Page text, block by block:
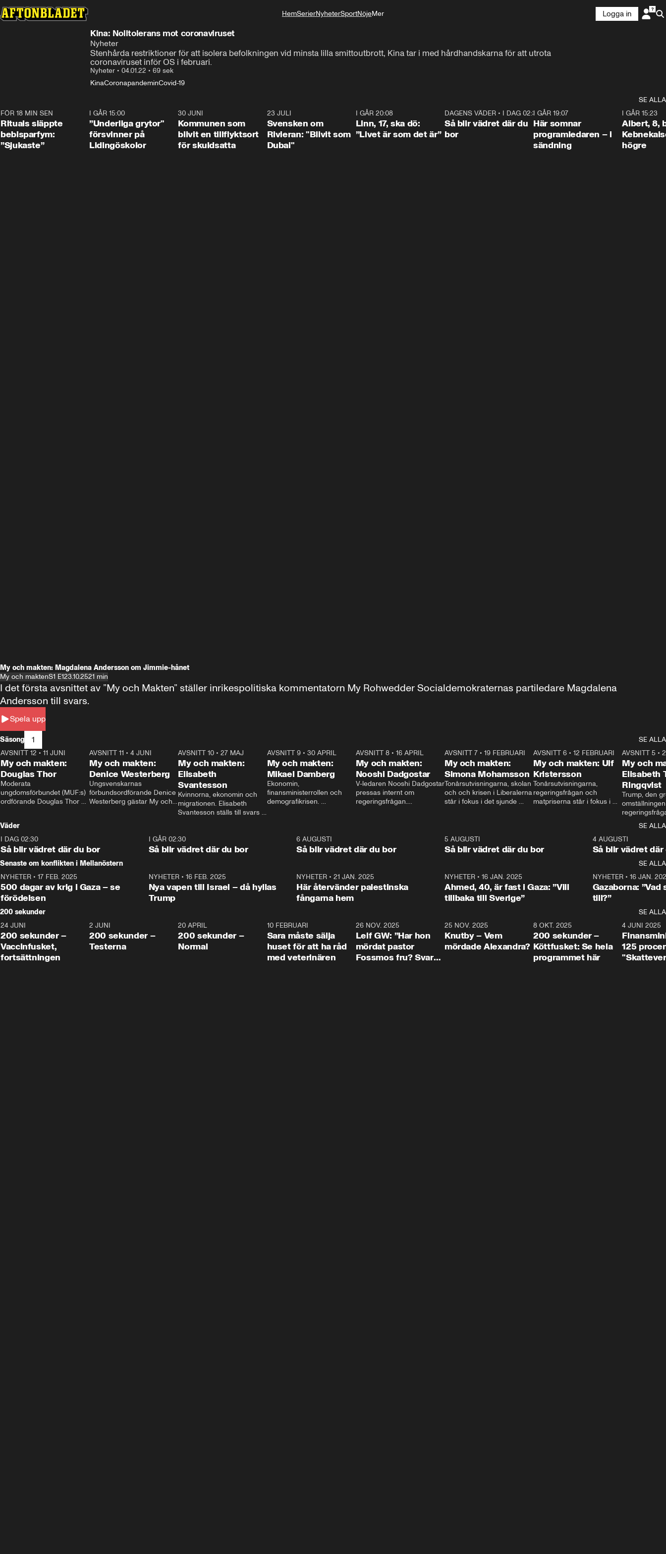
HemSerierNyheterSportNöjeMer
Logga in
Kina: Nolltolerans mot coronaviruset
Nyheter
Stenhårda restriktioner för att isolera befolkningen vid minsta lilla smittoutbrott, Kina tar i med hårdhandskarna för att utrota
coronaviruset inför OS i februari.
Nyheter • 04.01.22 • 69 sek
KinaCoronapandeminCovid-19
SE ALLA
FÖR 18 MIN SEN
Rituals släppte
bebisparfym:
”Sjukaste”
1:07
I GÅR 15:00
”Underliga grytor"
försvinner på
Lidingöskolor
30 JUNI
Kommunen som
blivit en tillflyktsort
för skuldsatta
23 JULI
Svensken om
Rivieran: "Blivit som
Dubai"
I GÅR 20:08
Linn, 17, ska dö:
”Livet är som det är”
1:06
DAGENS VÄDER• I DAG 02:30
Så blir vädret där du
bor
I GÅR 19:07
Här somnar
programledaren – i
sändning
I GÅR 15:23
Albert, 8,
högre
My och makten: Magdalena Andersson om Jimmie-hånet
My och maktenS1 E123.10.2521 min
Spela upp
I det första avsnittet av ”My och Makten” ställer inrikespolitiska kommentatorn My Rohwedder Socialdemokraternas partiledare Magdalena
Andersson till svars.
Säsong 1
SE ALLA
26:27
AVSNITT 12 • 11 JUNI
My och makten:
Douglas Thor
Moderata
ungdomsförbundet (MUF:s)
ordförande Douglas Thor
tonårsutvisningarna och hur
Moderaterna ska locka
väljare till valet i höst.
23:40
AVSNITT 11 •4 JUNI
My och makten:
Denice Westerberg
Ungsvenskarnas
förbundsordförande Denice
Westerberg gästar My och
AVSNITT 10 •27 MAJ
My och makten:
Elisabeth
Svantesson
Kvinnorna, ekonomin och
migrationen. Elisabeth
Svantesson ställs till svars
AVSNITT 9• 30 APRIL
My och makten:
Mikael Damberg
Ekonomin,
finansministerrollen och
demografikrisen.
och Makten.
AVSNITT 8• 16 APRIL
My och makten:
Nooshi Dadgostar
V-ledaren Nooshi Dadgostar
pressas internt om
regeringsfrågan.
– Vi ställer upp i val. Ska vi
vara med så sitter vi förstås
24:30
AVSNITT 7• 19 FEBRUARI
My och makten:
Simona Mohamsson
Tonårsutvisningarna, skolan
och och krisen i Liberalerna
står i fokus i det sjunde
kommentator My
Rohwedder ställer
utbildnings- och
Mohamsson till svars.
27:30
AVSNITT 6 •12 FEBRUARI
My och makten: Ulf
Kristersson
Tonårsutvisningarna,
regeringsfrågan och
matpriserna står i fokus i
Rohwedder ställer
statsminister Ulf Kristersson
AVSNITT 5 •
My och
Elisabeth
Ringqvist
Trump, den
centrum i
avsnittet av
Makten”. Se
Aftonbladets
Rohwedder
Thand Ring
Väder
SE ALLA
I DAG 02:30
Så blir vädret där du bor
1:06
I GÅR 02:30
Så blir vädret där du bor
6 AUGUSTI
Så blir vädret där du bor
5 AUGUSTI
Så blir vädret där du bor
4 AUGUSTI
Så blir vädret där
Senaste om konflikten i Mellanöstern
SE ALLA
NYHETER • 17 FEB. 2025
500 dagar av krig i Gaza – se
förödelsen
NYHETER• 16 FEB. 2025
Nya vapen till Israel – då hyllas
Trump
NYHETER •21 JAN. 2025
Här återvänder palestinska
fångarna hem
NYHETER• 16 JAN. 2025
Ahmed, 40, är fast i Gaza: ”Vill
tillbaka till Sverige”
NYHETER• 16 JAN.
Gazaborna:
till?”
200 sekunder
SE ALLA
5:00
24 JUNI
200 sekunder –
Vaccinfusket,
fortsättningen
4:23
2 JUNI
200 sekunder –
Testerna
20 APRIL
200 sekunder –
Normal
10 FEBRUARI
Sara måste sälja
huset för att ha råd
med veterinären
26 NOV. 2025
Leif GW: ”Har hon
mördat pastor
Fossmos fru? Svar
31:05
25 NOV. 2025
Knutby – Vem
mördade Alexandra?
4:29
8 OKT. 2025
200 sekunder –
Köttfusket: Se hela
programmet här
4 JUNI 2025
125